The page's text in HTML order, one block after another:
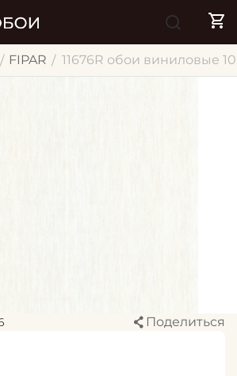
/ FIPAR / 11676R обои виниловые
Поделиться